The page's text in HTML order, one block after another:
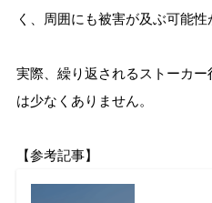
く、周囲にも被害が及ぶ可能性
実際、繰り返されるストーカ
は少なくありません。
【参考記事】